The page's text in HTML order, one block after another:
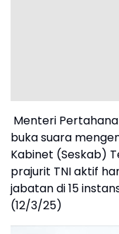
Menteri
buka suara
Kabinet (Seskab)
prajurit TNI aktif
jabatan di 15
(12/3/25)